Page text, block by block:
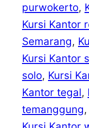
purwokerto,
Kursi Kantor
Semarang,
Kursi Kantor
solo, Kursi
Kantor tegal,
temanggung,